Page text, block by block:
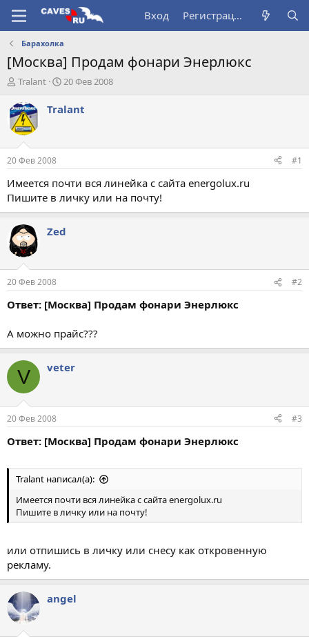
Вход Регистрация
Барахолка
[Москва] Продам фонари Энерлюкс
А
т
о
р
т
е
м
ы
Tralant
Д
т
а
л
20 Фев 2008
Tralant
20 Фев 2008 #1
Имеется почти вся линейка с сайта energolux.ru
Пишите в личку или на почту!
Zed
20 Фев 2008 #2
Ответ: [Москва] Продам фонари Энерлюкс
А можно прайс???
V veter
20 Фев 2008 #3
Ответ: [Москва] Продам фонари Энерлюкс
Tralant написал(а):
Имеется почти вся линейка с сайта energolux.ru
Пишите в личку или на почту!
или отпишись в личку или снесу как откровенную
рекламу.
angel